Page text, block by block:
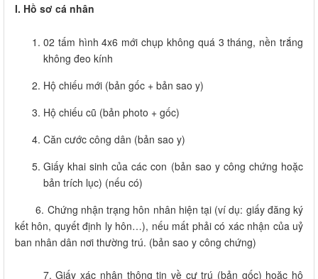
I. Hồ sơ cá nhân
02 tấm hình 4x6 mới chụp không quá 3 tháng, nền trắng
không đeo kính
Hộ chiếu mới (bản gốc + bản sao y)
Hộ chiếu cũ (bản photo + gốc)
Căn cước công dân (bản sao y)
Giấy khai sinh của các con (bản sao y công chứng hoặc
bản trích lục) (nếu có)
6. Chứng nhận trạng hôn nhân hiện tại (ví dụ: giấy đăng ký
kết hôn, quyết định ly hôn…), nếu mất phải có xác nhận của uỷ
ban nhân dân nơi thường trú. (bản sao y công chứng)
7.Giấy xác nhận thông tin về cư trú (bản gốc) hoặc hộ